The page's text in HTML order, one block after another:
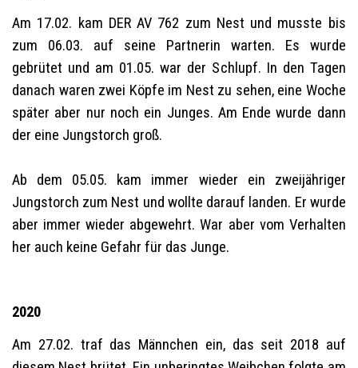
Am 17.02. kam DER AV 762 zum Nest und musste bis
zum 06.03. auf seine Partnerin warten. Es wurde
gebrütet und am 01.05. war der Schlupf. In den Tagen
danach waren zwei Köpfe im Nest zu sehen, eine Woche
später aber nur noch ein Junges. Am Ende wurde dann
der eine Jungstorch groß.
Ab dem 05.05. kam immer wieder ein zweijähriger
Jungstorch zum Nest und wollte darauf landen. Er wurde
aber immer wieder abgewehrt. War aber vom Verhalten
her auch keine Gefahr für das Junge.
2020
Am 27.02. traf das Männchen ein, das seit 2018 auf